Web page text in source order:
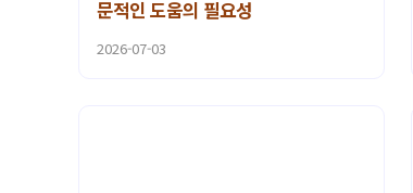
문적인 도움의 필요성
2026-07-03